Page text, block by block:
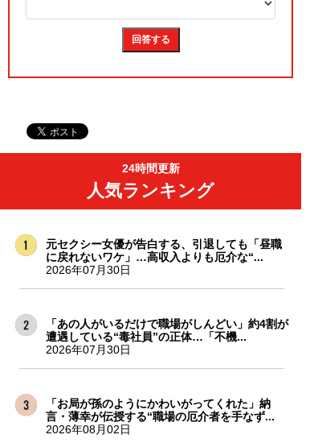
24時間更新
人気ランキング
元セクシー女優が告白する、引退しても「昼職
に戻れないワケ」…高収入よりも厄介な“...
2026年07月30日
「あの人がいるだけで職場がしんどい」約4割が
遭遇している“毒社員”の正体…「不機...
2026年07月30日
「お局が孫のようにかわいがってくれた」納
言・薄幸が伝授する“職場の厄介者を手なず...
2026年08月02日